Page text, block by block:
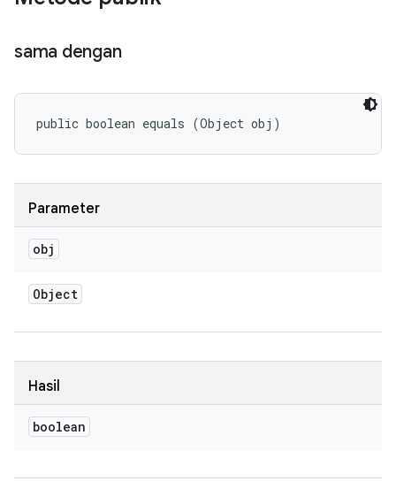
sama dengan
public boolean equals (Object obj)
Parameter
obj
Object
Hasil
boolean